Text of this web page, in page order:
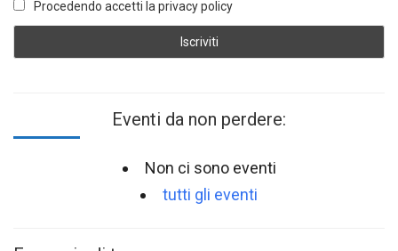
Procedendo accetti la privacy policy
Eventi da non perdere:
Non ci sono eventi
tutti gli eventi